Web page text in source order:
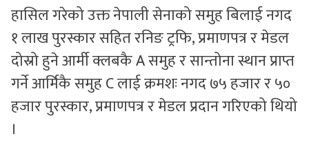
हासिल गरेको उक्त नेपाली सेनाको समुह बिलाई नगद
१ लाख पुरस्कार सहित रनिङ ट्रफि, प्रमाणपत्र र मेडल
दोस्रो हुने आर्मी क्लबकै A समुह र सान्तोना स्थान प्राप्त
गर्ने आर्मिकै समुह C लाई क्रमशः नगद ७५ हजार र ५०
हजार पुरस्कार, प्रमाणपत्र र मेडल प्रदान गरिएको थियो
।